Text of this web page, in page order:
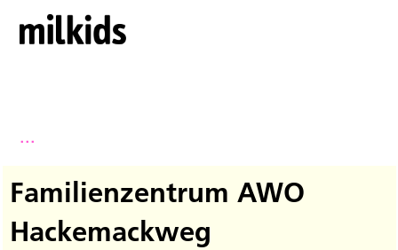
...
Familienzentrum AWO
Hackemackweg